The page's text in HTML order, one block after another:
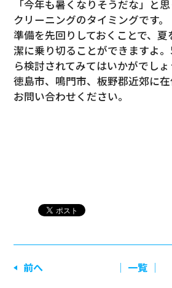
「今年も暑くなりそうだな」と
クリーニングのタイミングです。
準備を先回りしておくことで、
潔に乗り切ることができますよ
ら検討されてみてはいかがでしょ
徳島市、鳴門市、板野郡近郊に
お問い合わせください。
前へ │ 一覧 │